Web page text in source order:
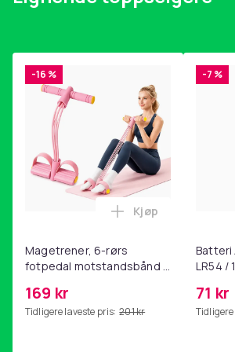
-16 %
Magetrener, 6-rørs
fotpedal motstandsbånd -
yoga og
hjemmegymnastikk Pink
169 kr
Tidligere laveste pris: 201 kr
Legg
Kjøp
-7 %
Batteri
LR54 /
71 kr